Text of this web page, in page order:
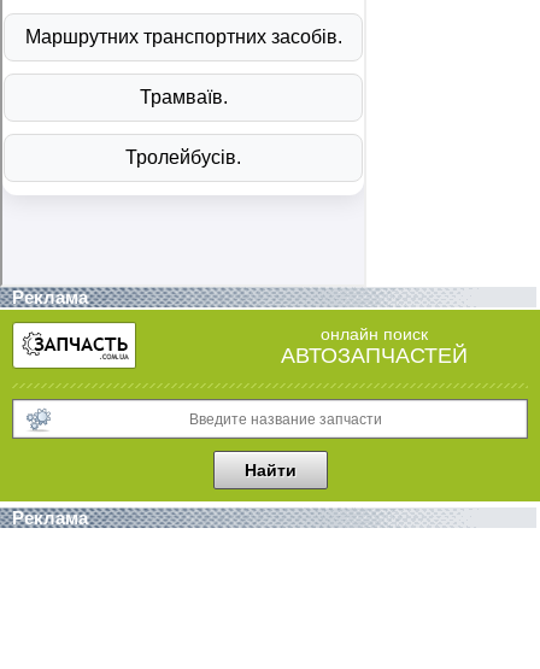
Реклама
онлайн поиск
АВТОЗАПЧАСТЕЙ
Реклама